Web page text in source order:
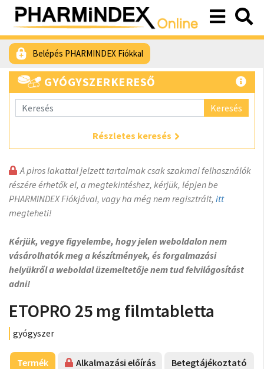
Belépés PHARMINDEX Fiókkal
GYÓGYSZERKERESŐ
Keresés
Részletes keresés
A piros lakattal jelzett tartalmak csak szakmai felhasználók
részére érhetők el, a megtekintéshez, kérjük, lépjen be
PHARMINDEX Fiókjával, vagy ha még nem regisztrált, itt
megteheti!
Kérjük, vegye figyelembe, hogy jelen weboldalon nem
vásárolhatók meg a készítmények, és forgalmazási
helyükről a weboldal üzemeltetője nem tud felvilágosítást
adni!
ETOPRO 25 mg filmtabletta
gyógyszer
Termék Alkalmazási előírás
Betegtájékoztató